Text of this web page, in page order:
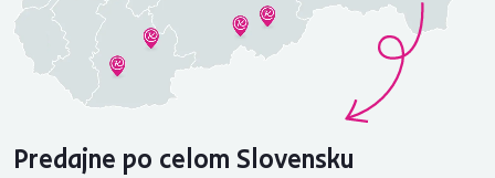
Predajne po celom Slovensku